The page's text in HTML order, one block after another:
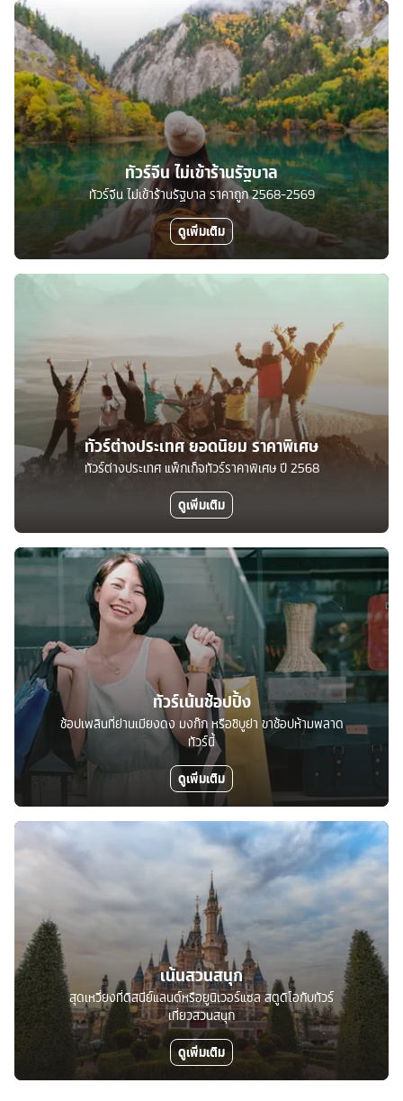
ทัวร์จีน ไม่เข้าร้านรัฐบาล
ทัวร์จีน ไม่เข้าร้านรัฐบาล ราคาถูก 2568-2569
ดูเพิ่มเติม
ทัวร์ต่างประเทศ ยอดนิยม ราคาพิเศษ
ทัวร์ต่างประเทศ แพ็กเก็จทัวร์ราคาพิเศษ ปี 2568
ดูเพิ่มเติม
ทัวร์เน้นช้อปปิ้ง
ช้อปเพลินที่ย่านเมียงดง มงก๊ก หรือชิบูย่า ขาช้อปห้ามพลาด
ทัวร์นี้
ดูเพิ่มเติม
เน้นสวนสนุก
สุดเหวี่ยงที่ดิสนีย์แลนด์หรือยูนิเวอร์แซล สตูดิโอกับทัวร์
เที่ยวสวนสนุก
ดูเพิ่มเติม